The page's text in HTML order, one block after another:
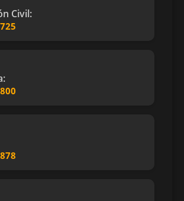
Civil: